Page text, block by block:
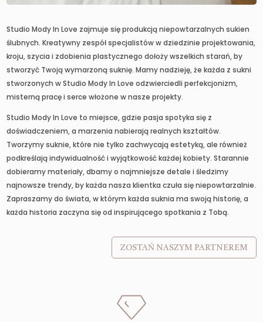
Studio Mody In Love zajmuje się produkcją niepowtarzalnych sukien
ślubnych. Kreatywny zespół specjalistów w dziedzinie projektowania,
kroju, szycia i zdobienia plastycznego dołoży wszelkich starań, by
stworzyć Twoją wymarzoną suknię. Mamy nadzieję, że każda z sukni
stworzonych w Studio Mody In Love odzwierciedli perfekcjonizm,
misterną pracę i serce włożone w nasze projekty.
Studio Mody In Love to miejsce, gdzie pasja spotyka się z
doświadczeniem, a marzenia nabierają realnych kształtów.
Tworzymy suknie, które nie tylko zachwycają estetyką, ale również
podkreślają indywidualność i wyjątkowość każdej kobiety. Starannie
dobieramy materiały, dbamy o najmniejsze detale i śledzimy
najnowsze trendy, by każda nasza klientka czuła się niepowtarzalnie.
Zapraszamy do świata, w którym każda suknia ma swoją historię, a
każda historia zaczyna się od inspirującego spotkania z Tobą.
ZOSTAŃ NASZYM PARTNEREM